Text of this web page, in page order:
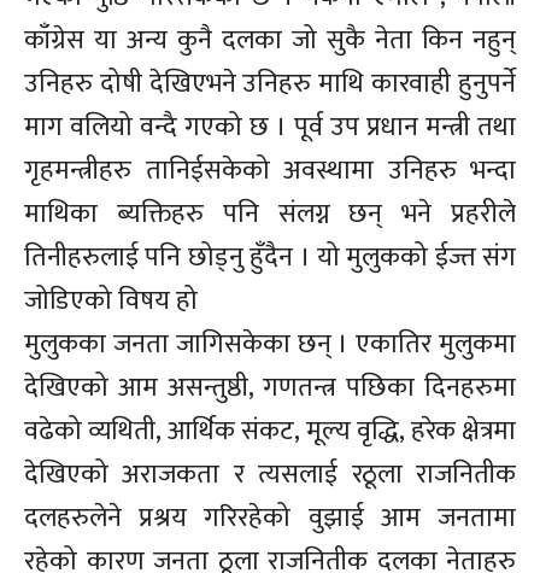
काँग्रेस या अन्य कुनै दलका जो सुकै नेता किन नहुन्
उनिहरु दोषी देखिएभने उनिहरु माथि कारवाही हुनुपर्ने
माग वलियो वन्दै गएको छ । पूर्व उप प्रधान मन्त्री तथा
गृहमन्त्रीहरु तानिईसकेको अवस्थामा उनिहरु भन्दा
माथिका ब्यक्तिहरु पनि संलग्न छन् भने प्रहरीले
तिनीहरुलाई पनि छोड्नु हुँदैन । यो मुलुकको ईज्त संग
जोडिएको विषय हो
मुलुकका जनता जागिसकेका छन् । एकातिर मुलुकमा
देखिएको आम असन्तुष्ठी, गणतन्त्र पछिका दिनहरुमा
वढेको व्यथिती, आर्थिक संकट, मूल्य वृद्धि, हरेक क्षेत्रमा
देखिएको अराजकता र त्यसलाई रठूला राजनितीक
दलहरुलेने प्रश्रय गरिरहेको वुझाई आम जनतामा
रहेको कारण जनता ठूला राजनितीक दलका नेताहरु